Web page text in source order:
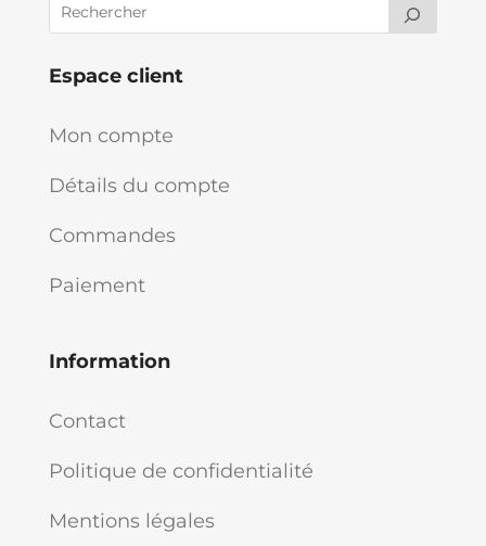
Espace client
Mon compte
Détails du compte
Commandes
Paiement
Information
Contact
Politique de confidentialité
Mentions légales